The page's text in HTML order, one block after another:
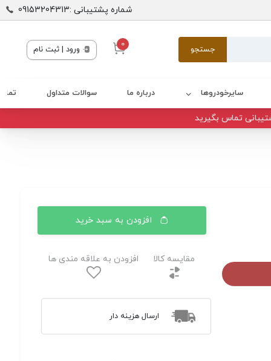
شماره پشتیبانی :09153204313
جستجو 0 ورود | ثبت نام
سایرخودروها درباره ما سوالات متداول
تماس بگیرید
افزودن به سبد خرید
مقایسه کالا افزودن به علاقه مندی ها
ارسال هزینه دار